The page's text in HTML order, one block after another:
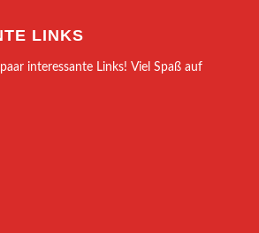
LINKS
interessante Links! Viel Spaß auf